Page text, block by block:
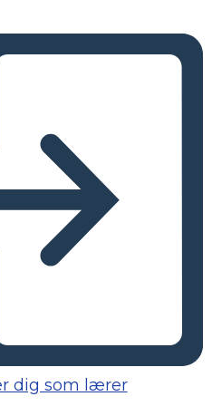
dig som lærer